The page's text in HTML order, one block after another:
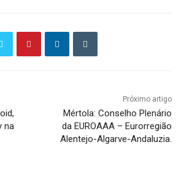
na
Próximo artigo
Mértola: Conselho Plenário
da EUROAAA – Eurorregião
Alentejo-Algarve-Andaluzia.